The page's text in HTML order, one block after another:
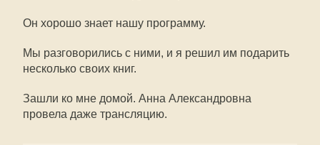
Он хорошо знает нашу программу.
Мы разговорились с ними, и я решил им подарить
несколько своих книг.
Зашли ко мне домой. Анна Александровна
провела даже трансляцию.